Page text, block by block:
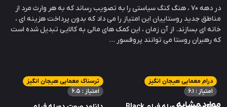
در دهه 70 ، هنگ کنگ سیاستی را به تصویب رساند که به هر وارث مرد از
مناطق جدید روستاییان این امتیاز را می داد که بدون پرداخت هزینه ای ،
خانه ای بسازند. از آن زمان ، این کمک های مالی به کالایی تبدیل شده است
که رهبران روستا می توانند پروفسور ...
درام معمایی هیجان انگیز
امتیاز : 6.1
ترسناک معمایی هیجان انگیز
امتیاز : 6.5